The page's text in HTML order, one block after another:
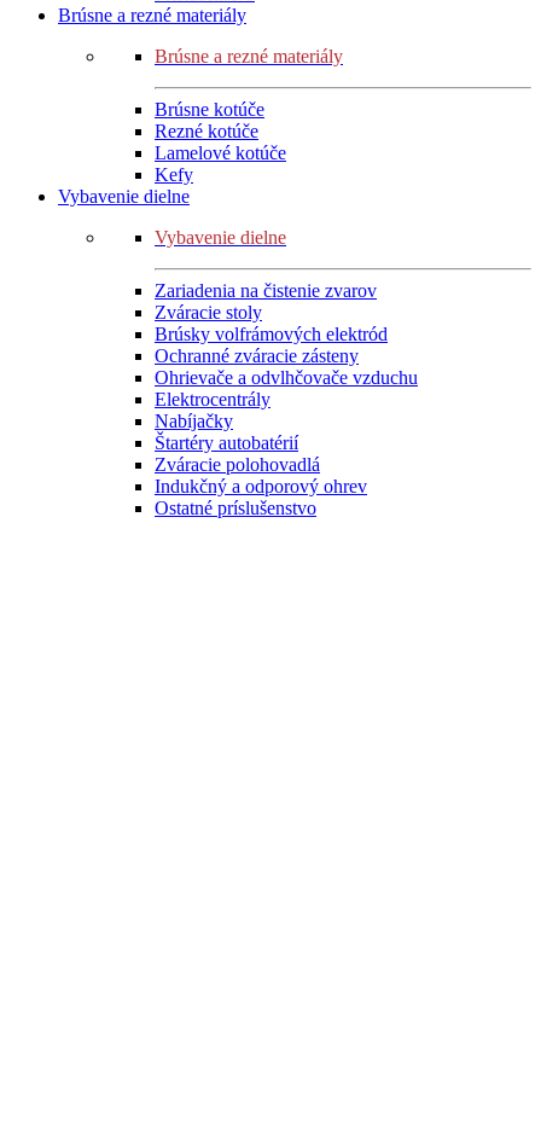
Brúsne a rezné materiály
Brúsne a rezné materiály
Brúsne kotúče
Rezné kotúče
Lamelové kotúče
Kefy
Vybavenie dielne
Vybavenie dielne
Zariadenia na čistenie zvarov
Zváracie stoly
Brúsky volfrámových elektród
Ochranné zváracie zásteny
Ohrievače a odvlhčovače vzduchu
Elektrocentrály
Nabíjačky
Štartéry autobatérií
Zváracie polohovadlá
Indukčný a odporový ohrev
Ostatné príslušenstvo